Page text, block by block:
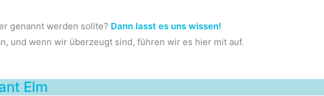
genannt werden sollte? Dann lasst es uns wissen!
und wenn wir überzeugt sind, führen wir es hier mit auf.
Elm